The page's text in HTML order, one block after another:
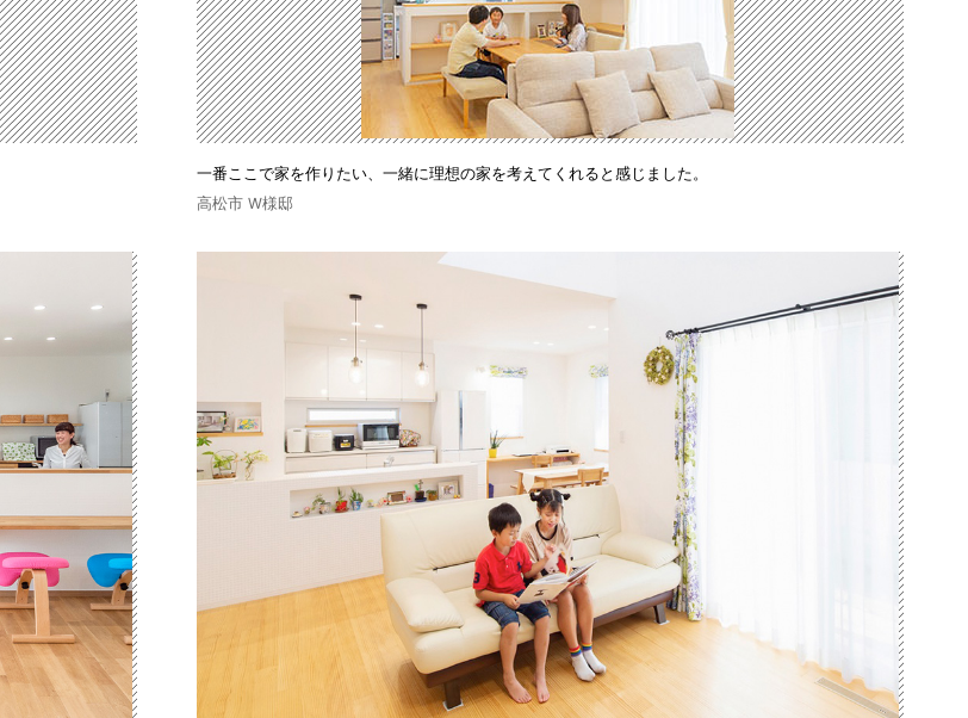
一番ここで家を作りたい、一緒に理想の家を考えてくれると感じました。
高松市 W様邸